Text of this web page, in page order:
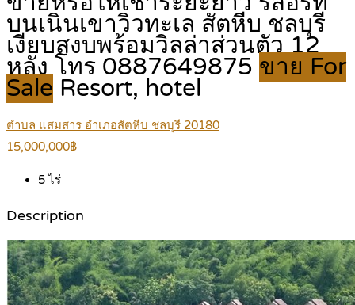
บนเนินเขาวิวทะเล สัตหีบ ชลบุรี
เงียบสงบพร้อมวิลล่าส่วนตัว 12
หลัง โทร 0887649875 ขาย For
Sale Resort, hotel
ตำบล แสมสาร อำเภอสัตหีบ ชลบุรี 20180
15,000,000฿
5ไร่
Description